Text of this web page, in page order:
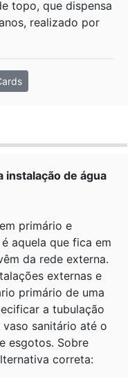
topo, que dispensa
realizado por
instalação de água
primário e
aquela que fica em
da rede externa.
externas e
primário de uma
a tubulação
sanitário até o
esgotos. Sobre
correta: